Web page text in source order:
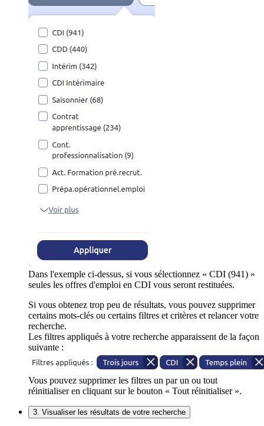
Dans l'exemple ci-dessus, si vous sélectionnez « CDI (941) »
seules les offres d'emploi en CDI vous seront restituées.
Si vous obtenez trop peu de résultats, vous pouvez supprimer
certains mots-clés ou certains filtres et critères et relancer votre
recherche.
Les filtres appliqués à votre recherche apparaissent de la façon
suivante :
Vous pouvez supprimer les filtres un par un ou tout
réinitialiser en cliquant sur le bouton « Tout réinitialiser ».
3. Visualiser les résultats de votre recherche